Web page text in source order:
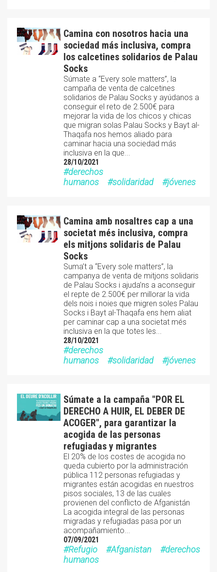
Camina con nosotros hacia una
sociedad más inclusiva, compra
los calcetines solidarios de Palau
Socks
Súmate a “Every sole matters”, la
campaña de venta de calcetines
solidarios de Palau Socks y ayúdanos a
conseguir el reto de 2.500€ para
mejorar la vida de los chicos y chicas
que migran solas Palau Socks y Bayt al-
Thaqafa nos hemos aliado para
caminar hacia una sociedad más
inclusiva en la que...
28/10/2021
derechos
humanos
solidaridad jóvenes
Camina amb nosaltres cap a una
societat més inclusiva, compra
els mitjons solidaris de Palau
Socks
Suma’t a “Every sole matters”, la
campanya de venta de mitjons solidaris
de Palau Socks i ajuda’ns a aconseguir
el repte de 2.500€ per millorar la vida
dels nois i noies que migren soles Palau
Socks i Bayt al-Thaqafa ens hem aliat
per caminar cap a una societat més
inclusiva en la que totes les...
28/10/2021
derechos
humanos
solidaridad jóvenes
Súmate a la campaña "POR EL
DERECHO A HUIR, EL DEBER DE
ACOGER", para garantizar la
acogida de las personas
refugiadas y migrantes
El 20% de los costes de acogida no
queda cubierto por la administración
pública 112 personas refugiadas y
migrantes están acogidas en nuestros
pisos sociales, 13 de las cuales
provienen del conflicto de Afganistán
La acogida integral de las personas
migradas y refugiadas pasa por un
acompañamiento...
07/09/2021
Refugio Afganistan
derechos
humanos